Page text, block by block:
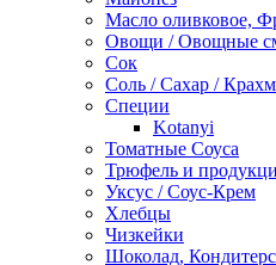
Масло оливковое,
Овощи / Овощные
Сок
Соль / Сахар /
Специи
Kotanyi
Томатные Соуса
Трюфель и
Уксус / Соус-Крем
Хлебцы
Чизкейки
Шоколад,